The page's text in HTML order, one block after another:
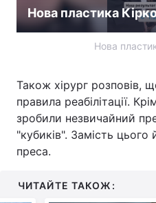
Нова пластика
Нова
Також хірург розповів,
правила реабілітації.
зробили незвичайний
"кубиків". Замість
преса.
ЧИТАЙТЕ ТАКОЖ: